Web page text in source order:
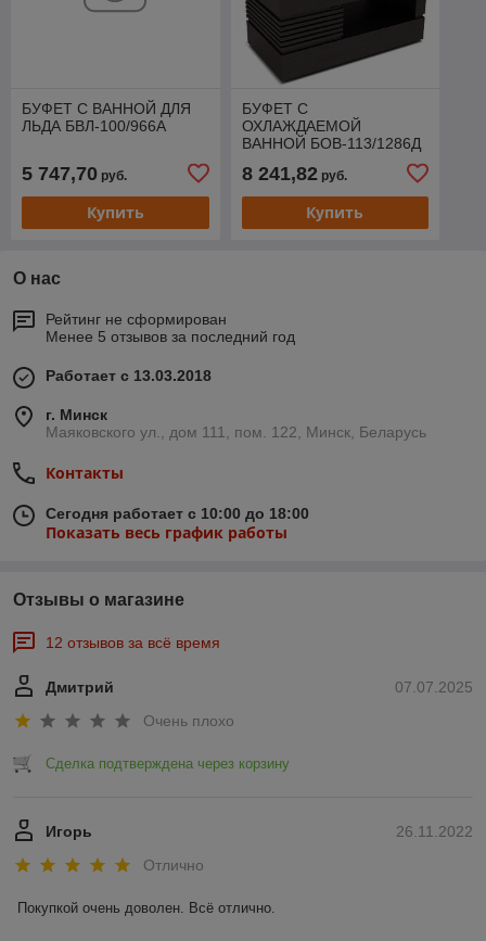
БУФЕТ С ВАННОЙ ДЛЯ
ЛЬДА БВЛ-100/966А
5 747,70 руб.
Купить
БУФЕТ С
ОХЛАЖДАЕМОЙ
ВАННОЙ БОВ-113/1286Д
8 241,82руб.
Купить
О нас
Рейтинг не сформирован
Менее 5 отзывов за последний год
Работает с 13.03.2018
г. Минск
Маяковского ул., дом 111, пом. 122, Минск, Беларусь
Контакты
Сегодня работает с 10:00 до 18:00
Показать весь график работы
Отзывы о магазине
12 отзывов за всё время
07.07.2025
Дмитрий
Очень плохо
Сделка подтверждена через корзину
26.11.2022
Игорь
Отлично
Покупкой очень доволен. Всё отлично.